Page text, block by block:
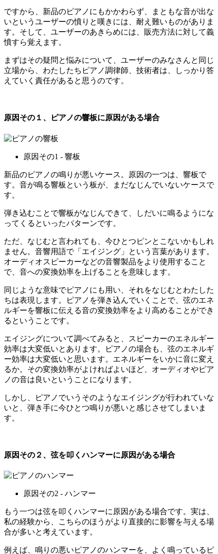
ですから、新品のピアノにもかかわらず、まともな音が出な
いというユーザーの憤りと嘆きには、耐え難いものがありま
す。そして、ユーザーのあきらめには、販売方法に対して義
憤すら覚えます。
まずはその疑問と悩みについて、ユーザーのみなさんと同じ
立場から、わたしたちピアノ調律師、技術者は、しっかり答
えていく責任があると思うのです。
原因その１、ピアノの響板に原因がある場合
原因その1 ‐ 響板
新品のピアノの鳴りが悪いケース。原因の一つは、響板で
す。音が鳴る響板という板が、まだなじんでいないケースで
す。
弾き込むことで響板がなじんできて、しだいに鳴るようにな
ってくるといったパターンです。
ただ、なじむと言われても、今ひとつピンとこないかもしれ
ません。音響用語で「エイジング」という言葉があります。
オーディオスピーカーなどの音響製品をより使用すること
で、音への変換効率を上げることを意味します。
同じような意味でピアノにも用い、それをなじむとわたした
ちは表現します。ピアノを弾き込んでいくことで、弦のエネ
ルギーを響板に伝える音の変換効率をより高めることができ
るということです。
エイジングについて調べてみると、スピーカーのエネルギー
効率は大変低いとあります。ピアノの場合も、弦のエネルギ
ー効率は大変低いと思います。エネルギーをいかに音に変え
るか。その変換効率がよければよいほど、オーディオやピア
ノの音は良いということになります。
しかし、ピアノでいうそのようなエイジングが行われていな
いと、弾き手に今ひとつ鳴りが悪いと感じさせてしまいま
す。
原因その２、弦を叩くハンマーに原因がある場合
原因その2 ‐ ハンマー
もう一つは弦を叩くハンマーに原因がある場合です。実は、
私の経験から、こちらのほうがより直接的に影響を与える場
合が多いと考えています。
例えば、鳴りの悪いピアノのハンマーを、よく鳴っているピ